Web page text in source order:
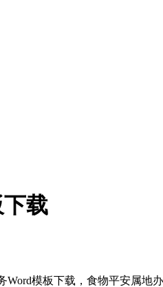
载
模板下载，食物平安属地